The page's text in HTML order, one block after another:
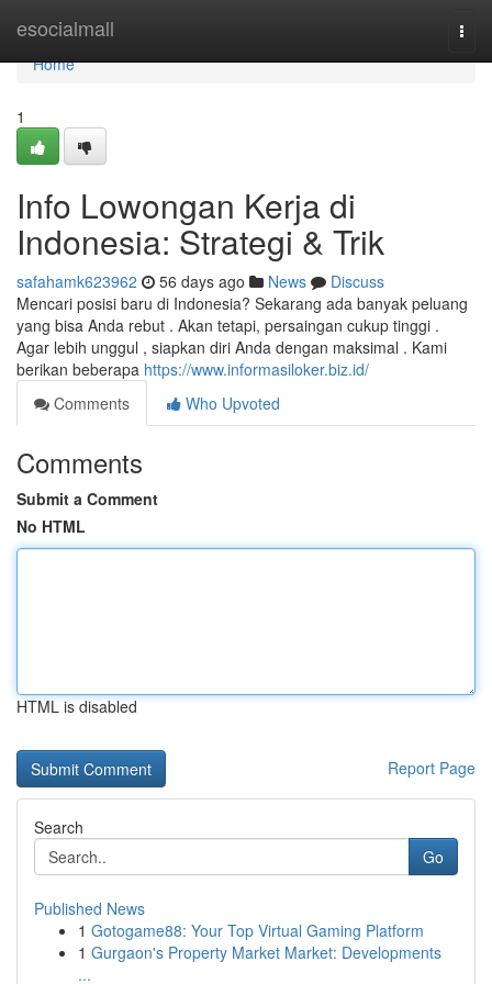
esocialmall
Home
Home
1
Info Lowongan Kerja di
Indonesia: Strategi & Trik
safahamk623962 56 days ago News
Discuss
Mencari posisi baru di Indonesia? Sekarang ada banyak peluang
yang bisa Anda rebut . Akan tetapi, persaingan cukup tinggi .
Agar lebih unggul , siapkan diri Anda dengan maksimal . Kami
berikan beberapa https://www.informasiloker.biz.id/
Comments
Who Upvoted
Comments
Submit a Comment
No HTML
HTML is disabled
Report Page
Search
Go
Published News
1 Gotogame88: Your Top Virtual Gaming Platform
1 Gurgaon's Property Market Market: Developments
...